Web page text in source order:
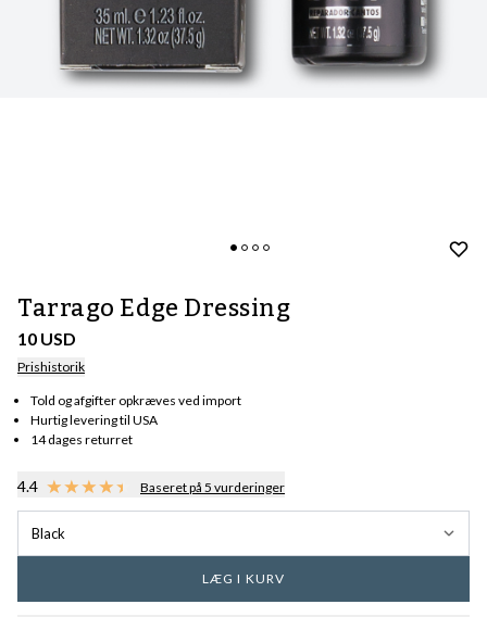
Tarrago Edge Dressing
10 USD
Prishistorik
Told og afgifter opkræves ved import
Hurtig levering til USA
14 dages returret
4.4 Baseret på 5 vurderinger
Black
LÆG I KURV